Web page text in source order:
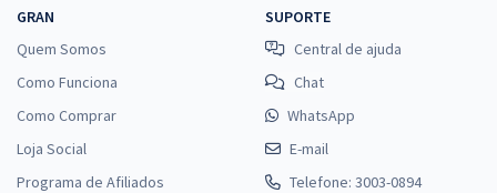
GRAN
Quem Somos
Como Funciona
Como Comprar
Loja Social
Programa de Afiliados
SUPORTE
Central de ajuda
Chat
WhatsApp
E-mail
Telefone: 3003-0894